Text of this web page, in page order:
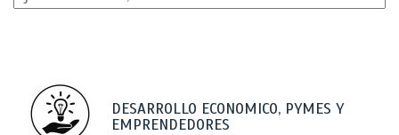
DESARROLLO ECONOMICO, PYMES Y
EMPRENDEDORES